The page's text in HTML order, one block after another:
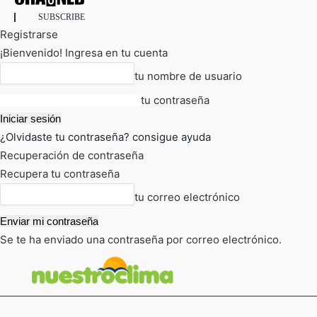
SUBSCRIBE
Registrarse
¡Bienvenido! Ingresa en tu cuenta
tu nombre de usuario
tu contraseña
¿Olvidaste tu contraseña? consigue ayuda
Recuperación de contraseña
Recupera tu contraseña
tu correo electrónico
Se te ha enviado una contraseña por correo electrónico.